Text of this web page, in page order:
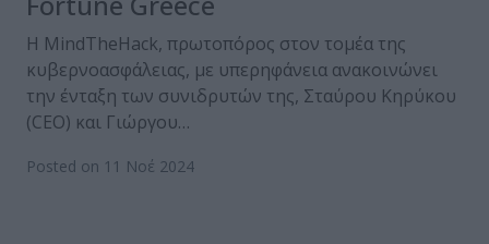
Η MindTheHack, πρωτοπόρος στον τομέα της
κυβερνοασφάλειας, με υπερηφάνεια ανακοινώνει
την ένταξη των συνιδρυτών της, Σταύρου Κηρύκου
(CEO) και Γιώργου…
Posted on 11 Νοέ 2024